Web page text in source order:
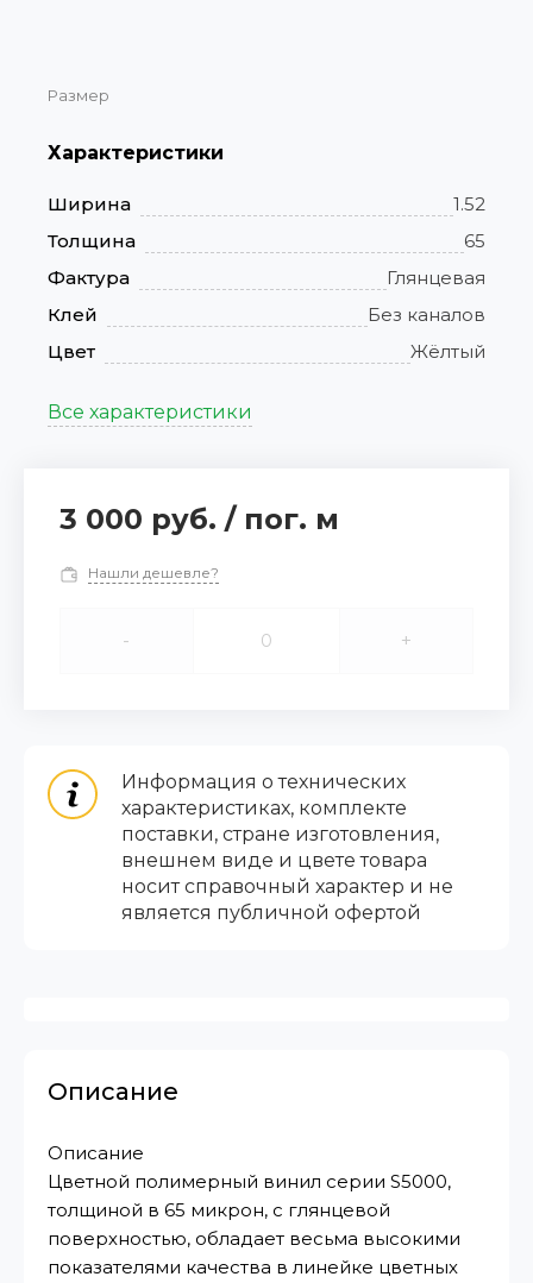
Размер
Характеристики
Ширина
1.52
Толщина
65
Фактура
Глянцевая
Клей
Без каналов
Цвет
Жёлтый
Все характеристики
3 000 руб. / пог. м
Нашли дешевле?
- +
Информация о технических
характеристиках, комплекте
поставки, стране изготовления,
внешнем виде и цвете товара
носит справочный характер и не
является публичной офертой
Описание
Описание
Цветной полимерный винил серии S5000,
толщиной в 65 микрон, с глянцевой
поверхностью, обладает весьма высокими
показателями качества в линейке цветных